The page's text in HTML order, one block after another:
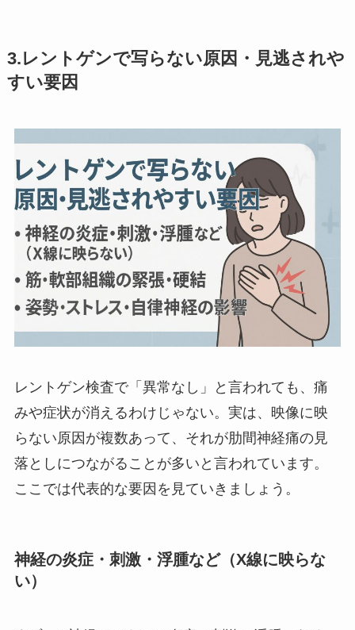
3.レントゲンで写らない原因・見逃されや
すい要因
レントゲン検査で「異常なし」と言われても、痛
みや症状が消えるわけじゃない。実は、映像に映
らない原因が複数あって、それが肋間神経痛の見
落としにつながることが多いと言われています。
ここでは代表的な要因を見ていきましょう。
神経の炎症・刺激・浮腫など（X線に映らな
い）